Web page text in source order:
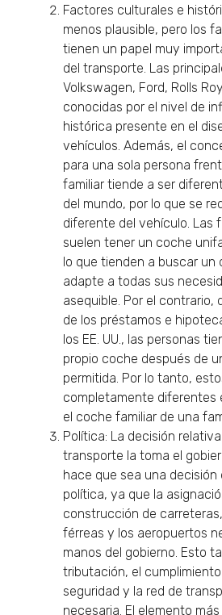
Factores culturales e
menos plausible, pero los
tienen un papel muy
del transporte. Las
Volkswagen, Ford, Rolls
conocidas por el nivel de
histórica presente en el
vehículos. Además, el
para una sola persona
familiar tiende a ser
del mundo, por lo que se
diferente del vehículo. Las
suelen tener un coche
lo que tienden a buscar un
adapte a todas sus
asequible. Por el contrario,
de los préstamos e
los EE. UU., las personas
propio coche después de
permitida. Por lo tanto,
completamente diferentes
el coche familiar de una
Política: La decisión
transporte la toma el
hace que sea una decisión
política, ya que la
construcción de
férreas y los aeropuertos
manos del gobierno. Esto
tributación, el
seguridad y la red de
necesaria. El elemento